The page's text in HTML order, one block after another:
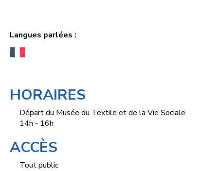
Langues parlées :
HORAIRES
Départ du Musée du Textile et de la Vie Sociale
14h - 16h
ACCÈS
Tout public